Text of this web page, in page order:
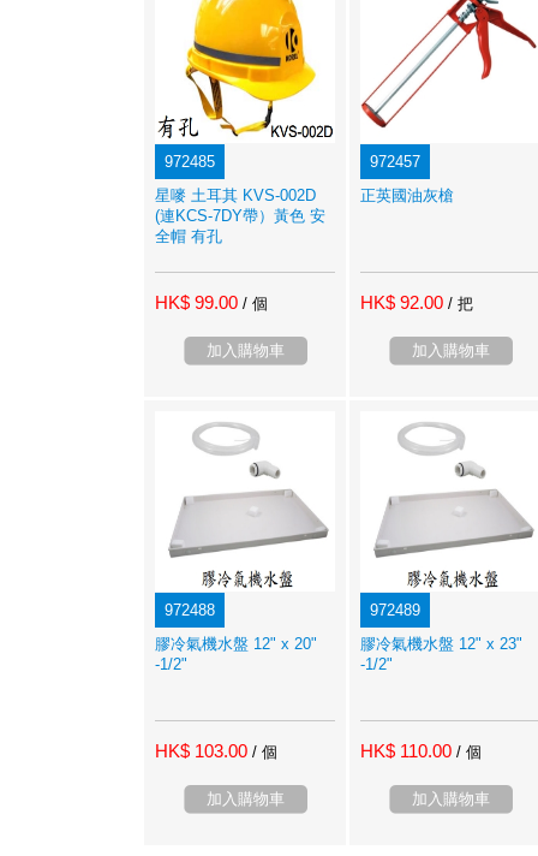
972485
星嘜 土耳其 KVS-002D
(連KCS-7DY帶）黃色 安
全帽 有孔
HK$ 99.00 / 個
加入購物車
972457
正英國油灰槍
HK$ 92.00 / 把
加入購物車
972488
膠冷氣機水盤 12" x 20"
-1/2"
HK$ 103.00 / 個
加入購物車
972489
膠冷氣機水盤 12" x 23"
-1/2"
HK$ 110.00 / 個
加入購物車